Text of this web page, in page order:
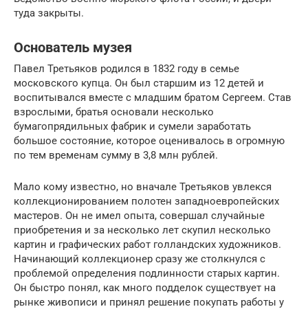
туда закрыты.
Основатель музея
Павел Третьяков родился в 1832 году в семье
московского купца. Он был старшим из 12 детей и
воспитывался вместе с младшим братом Сергеем. Став
взрослыми, братья основали несколько
бумагопрядильных фабрик и сумели заработать
большое состояние, которое оценивалось в огромную
по тем временам сумму в 3,8 млн рублей.
Мало кому известно, но вначале Третьяков увлекся
коллекционированием полотен западноевропейских
мастеров. Он не имел опыта, совершал случайные
приобретения и за несколько лет скупил несколько
картин и графических работ голландских художников.
Начинающий коллекционер сразу же столкнулся с
проблемой определения подлинности старых картин.
Он быстро понял, как много подделок существует на
рынке живописи и принял решение покупать работы у